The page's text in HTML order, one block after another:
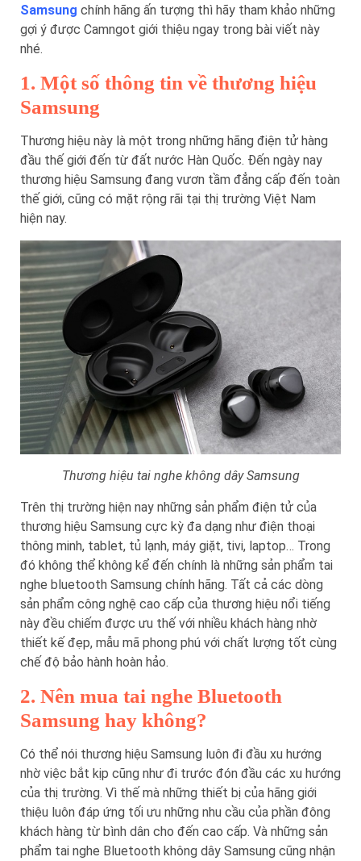
Samsung chính hãng ấn tượng thì hãy tham khảo những
gợi ý được Camngot giới thiệu ngay trong bài viết này
nhé.
1. Một số thông tin về thương hiệu
Samsung
Thương hiệu này là một trong những hãng điện tử hàng
đầu thế giới đến từ đất nước Hàn Quốc. Đến ngày nay
thương hiệu Samsung đang vươn tầm đẳng cấp đến toàn
thế giới, cũng có mặt rộng rãi tại thị trường Việt Nam
hiện nay.
Thương hiệu tai nghe không dây Samsung
Trên thị trường hiện nay những sản phẩm điện tử của
thương hiệu Samsung cực kỳ đa dạng như điện thoại
thông minh, tablet, tủ lạnh, máy giặt, tivi, laptop… Trong
đó không thể không kể đến chính là những sản phẩm tai
nghe bluetooth Samsung chính hãng. Tất cả các dòng
sản phẩm công nghệ cao cấp của thương hiệu nổi tiếng
này đều chiếm được ưu thế với nhiều khách hàng nhờ
thiết kế đẹp, mẫu mã phong phú với chất lượng tốt cùng
chế độ bảo hành hoàn hảo.
2. Nên mua tai nghe Bluetooth
Samsung hay không?
Có thể nói thương hiệu Samsung luôn đi đầu xu hướng
nhờ việc bắt kịp cũng như đi trước đón đầu các xu hướng
của thị trường. Vì thế mà những thiết bị của hãng giới
thiệu luôn đáp ứng tối ưu những nhu cầu của phần đông
khách hàng từ bình dân cho đến cao cấp. Và những sản
phẩm tai nghe Bluetooth không dây Samsung cũng nhận